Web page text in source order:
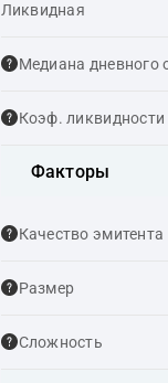
Ликвидная
Медиана дневного
Коэф. ликвидности
Факторы
Качество эмитента
Размер
Сложность